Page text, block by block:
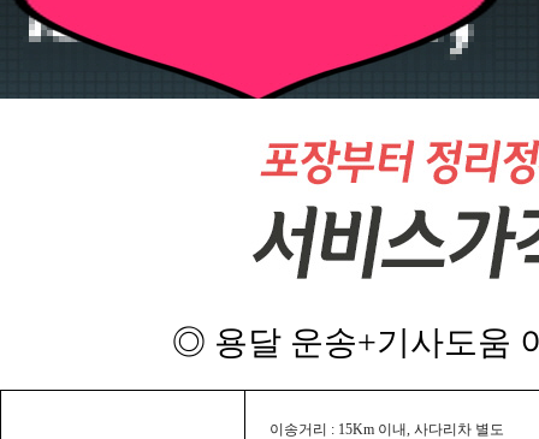
◎ 용달 운송+기사도움
이송거리 : 15Km 이내, 사다리차 별도